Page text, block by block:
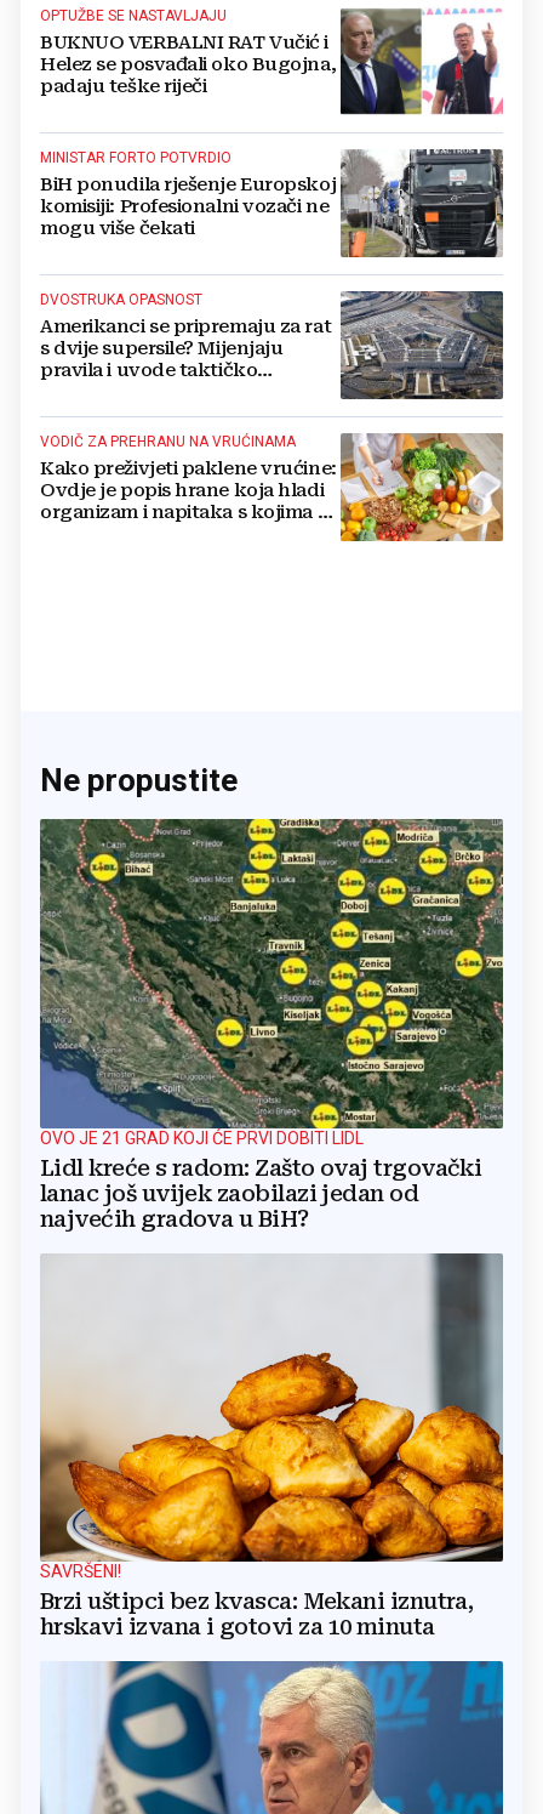
OPTUŽBE SE NASTAVLJAJU
BUKNUO VERBALNI RAT Vučić i
Helez se posvađali oko Bugojna,
padaju teške riječi
MINISTAR FORTO POTVRDIO
BiH ponudila rješenje Europskoj
komisiji: Profesionalni vozači ne
mogu više čekati
DVOSTRUKA OPASNOST
Amerikanci se pripremaju za rat
s dvije supersile? Mijenjaju
pravila i uvode taktičko
VODIČ ZA PREHRANU NA VRUĆINAMA
Kako preživjeti paklene vrućine:
Ovdje je popis hrane koja hladi
organizam i napitaka s kojima si
Ne propustite
OVO JE 21 GRAD KOJI ĆE PRVI DOBITI LIDL
Lidl kreće s radom: Zašto ovaj trgovački
lanac još uvijek zaobilazi jedan od
najvećih gradova u BiH?
SAVRŠENI!
Brzi uštipci bez kvasca: Mekani iznutra,
hrskavi izvana i gotovi za 10 minuta